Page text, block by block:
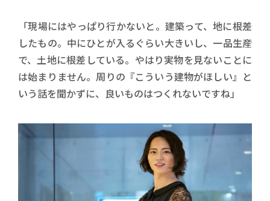
「現場にはやっぱり行かないと。建築って、地に根差
したもの。中にひとが入るぐらい大きいし、一品生産
で、土地に根差している。やはり実物を見ないことに
は始まりません。周りの『こういう建物がほしい』と
いう話を聞かずに、良いものはつくれないですね」